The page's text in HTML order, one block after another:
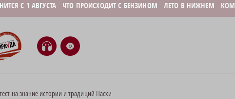
С 1 АВГУСТА ЧТО ПРОИСХОДИТ С БЕНЗИНОМ ЛЕТО В НИЖНЕМ
H e
на знание истории и традиций Пасхи